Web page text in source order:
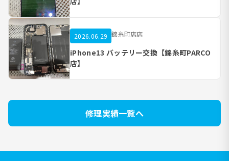
2026.06.29 錦糸町店店
iPhone13 バッテリー交換【錦糸町PARCO
店】
修理実績一覧へ